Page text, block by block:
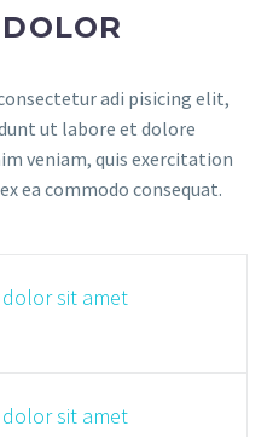
adi pisicing elit,
ut labore et dolore
veniam, quis exercitation
ea commodo consequat.
sit amet
sit amet